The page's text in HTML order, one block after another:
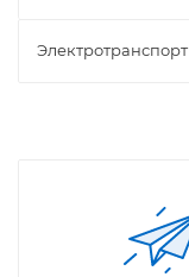
Электротранспорт